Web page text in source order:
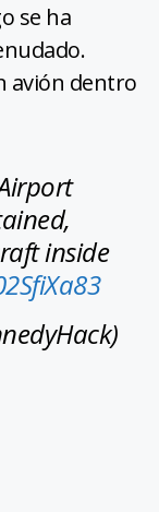
se ha
avión dentro
inside